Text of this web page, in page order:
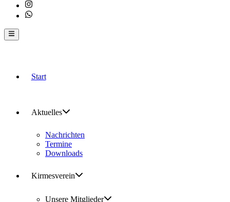
Instagram
Whatsapp
Hauptmenü
Start
Aktuelles
Nachrichten
Termine
Downloads
Kirmesverein
Unsere Mitglieder